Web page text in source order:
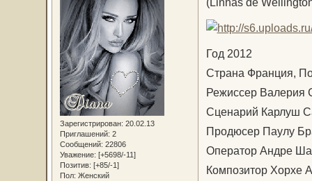
Зарегистрирован: 20.02.13
Приглашений: 2
Сообщений: 22806
Уважение: [+5698/-11]
Позитив: [+85/-1]
Пол: Женский
Год 2012
Страна Франция,
Режиссер Валерия
Сценарий Карлуш
Продюсер Паулу
Оператор Андре
Композитор Хорхе